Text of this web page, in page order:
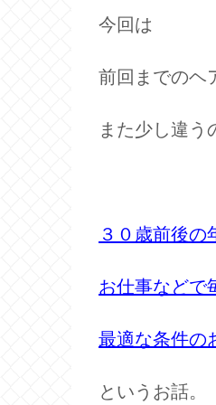
今回は
前回までのヘ
また少し違う
３０歳前後の
お仕事などで
最適な条件の
というお話。